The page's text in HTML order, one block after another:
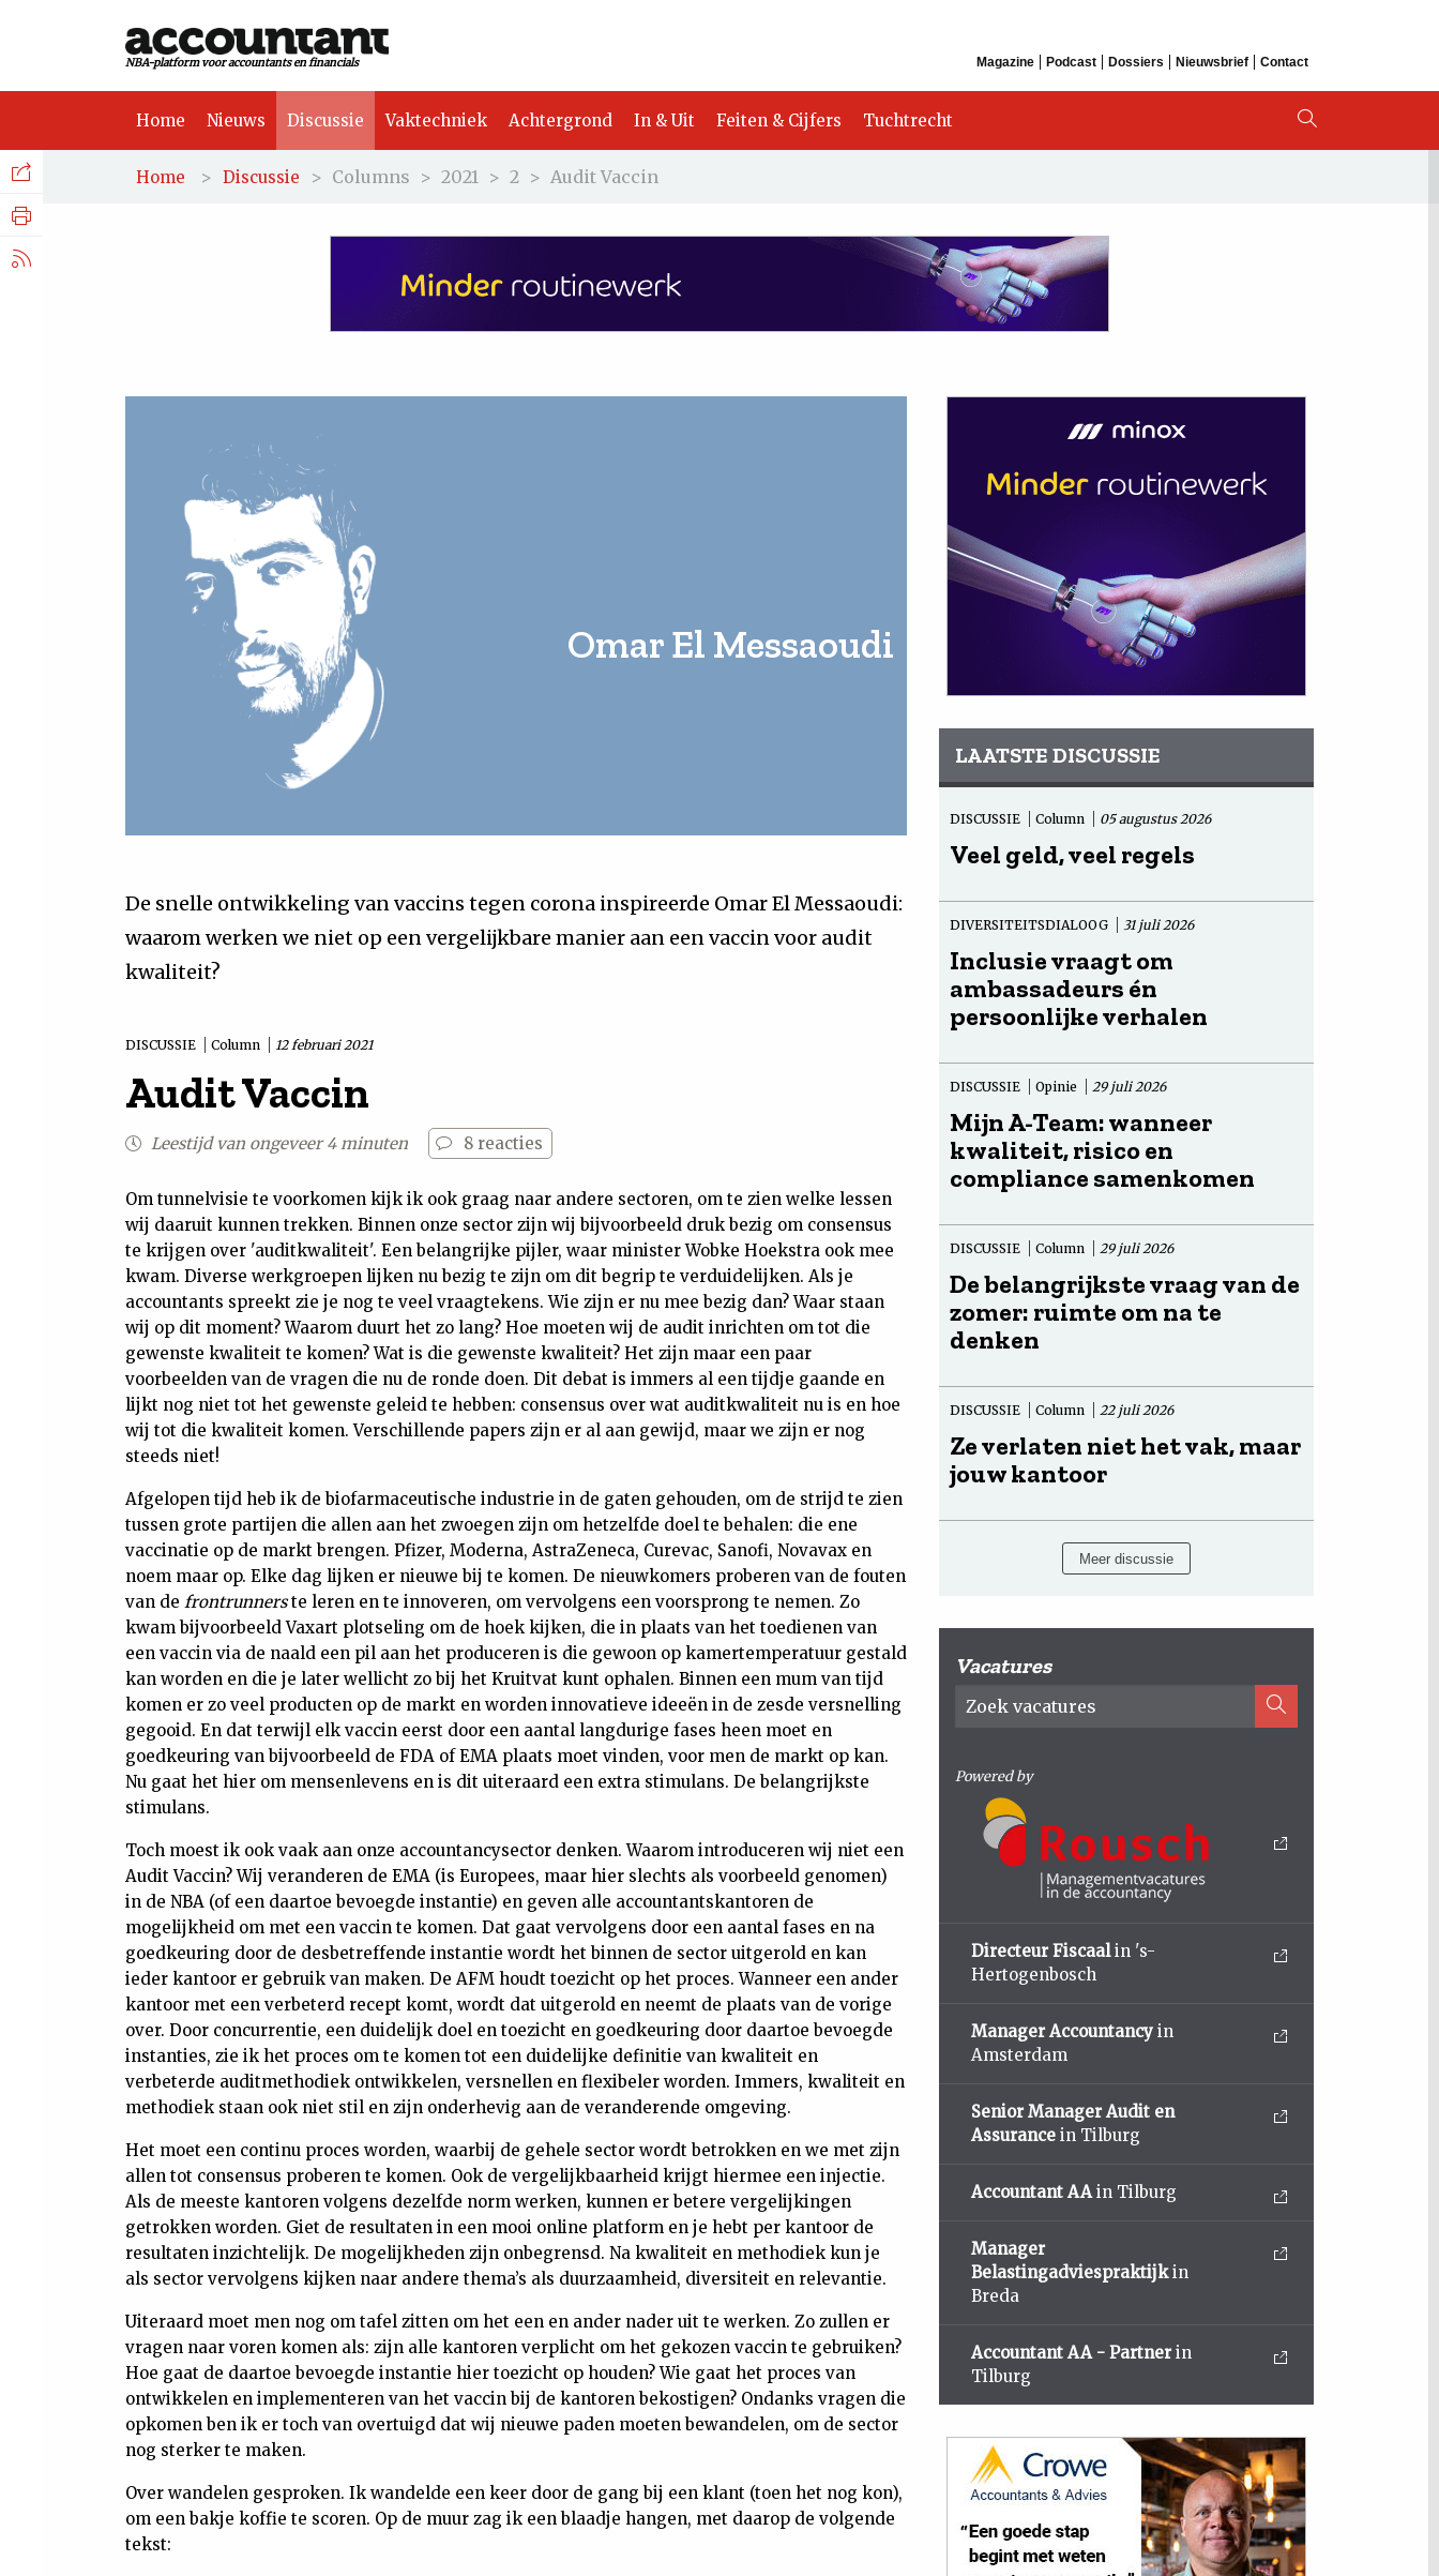
NBA-platform voor accountants en financials Magazine Podcast Dossiers Nieuwsbrief Contact
Home Nieuws Discussie Vaktechniek Achtergrond In & Uit Feiten & Cijfers Tuchtrecht
Home > Discussie > Columns > 2021 > 2 > Audit Vaccin
Omar El Messaoudi
De snelle ontwikkeling van vaccins tegen corona inspireerde Omar El Messaoudi:
waarom werken we niet op een vergelijkbare manier aan een vaccin voor audit
kwaliteit?
DISCUSSIE Column 12 februari 2021
Audit Vaccin
Leestijd van ongeveer 4 minuten 8 reacties
Om tunnelvisie te voorkomen kijk ik ook graag naar andere sectoren, om te zien welke lessen
wij daaruit kunnen trekken. Binnen onze sector zijn wij bijvoorbeeld druk bezig om consensus
te krijgen over 'auditkwaliteit'. Een belangrijke pijler, waar minister Wobke Hoekstra ook mee
kwam. Diverse werkgroepen lijken nu bezig te zijn om dit begrip te verduidelijken. Als je
accountants spreekt zie je nog te veel vraagtekens. Wie zijn er nu mee bezig dan? Waar staan
wij op dit moment? Waarom duurt het zo lang? Hoe moeten wij de audit inrichten om tot die
gewenste kwaliteit te komen? Wat is die gewenste kwaliteit? Het zijn maar een paar
voorbeelden van de vragen die nu de ronde doen. Dit debat is immers al een tijdje gaande en
lijkt nog niet tot het gewenste geleid te hebben: consensus over wat auditkwaliteit nu is en hoe
wij tot die kwaliteit komen. Verschillende papers zijn er al aan gewijd, maar we zijn er nog
steeds niet!
Afgelopen tijd heb ik de biofarmaceutische industrie in de gaten gehouden, om de strijd te zien
tussen grote partijen die allen aan het zwoegen zijn om hetzelfde doel te behalen: die ene
vaccinatie op de markt brengen. Pfizer, Moderna, AstraZeneca, Curevac, Sanofi, Novavax en
noem maar op. Elke dag lijken er nieuwe bij te komen. De nieuwkomers proberen van de fouten
van de frontrunnerste leren en te innoveren, om vervolgens een voorsprong te nemen. Zo
kwam bijvoorbeeld Vaxart plotseling om de hoek kijken, die in plaats van het toedienen van
een vaccin via de naald een pil aan het produceren is die gewoon op kamertemperatuur gestald
kan worden en die je later wellicht zo bij het Kruitvat kunt ophalen. Binnen een mum van tijd
komen er zo veel producten op de markt en worden innovatieve ideeën in de zesde versnelling
gegooid. En dat terwijl elk vaccin eerst door een aantal langdurige fases heen moet en
goedkeuring van bijvoorbeeld de FDA of EMA plaats moet vinden, voor men de markt op kan.
Nu gaat het hier om mensenlevens en is dit uiteraard een extra stimulans. De belangrijkste
stimulans.
Toch moest ik ook vaak aan onze accountancysector denken. Waarom introduceren wij niet een
Audit Vaccin? Wij veranderen de EMA (is Europees, maar hier slechts als voorbeeld genomen)
in de NBA (of een daartoe bevoegde instantie) en geven alle accountantskantoren de
mogelijkheid om met een vaccin te komen. Dat gaat vervolgens door een aantal fases en na
goedkeuring door de desbetreffende instantie wordt het binnen de sector uitgerold en kan
ieder kantoor er gebruik van maken. De AFM houdt toezicht op het proces. Wanneer een ander
kantoor met een verbeterd recept komt, wordt dat uitgerold en neemt de plaats van de vorige
over. Door concurrentie, een duidelijk doel en toezicht en goedkeuring door daartoe bevoegde
instanties, zie ik het proces om te komen tot een duidelijke definitie van kwaliteit en
verbeterde auditmethodiek ontwikkelen, versnellen en flexibeler worden. Immers, kwaliteit en
methodiek staan ook niet stil en zijn onderhevig aan de veranderende omgeving.
Het moet een continu proces worden, waarbij de gehele sector wordt betrokken en we met zijn
allen tot consensus proberen te komen. Ook de vergelijkbaarheid krijgt hiermee een injectie.
Als de meeste kantoren volgens dezelfde norm werken, kunnen er betere vergelijkingen
getrokken worden. Giet de resultaten in een mooi online platform en je hebt per kantoor de
resultaten inzichtelijk. De mogelijkheden zijn onbegrensd. Na kwaliteit en methodiek kun je
als sector vervolgens kijken naar andere thema’s als duurzaamheid, diversiteit en relevantie.
Uiteraard moet men nog om tafel zitten om het een en ander nader uit te werken. Zo zullen er
vragen naar voren komen als: zijn alle kantoren verplicht om het gekozen vaccin te gebruiken?
Hoe gaat de daartoe bevoegde instantie hier toezicht op houden? Wie gaat het proces van
ontwikkelen en implementeren van het vaccin bij de kantoren bekostigen? Ondanks vragen die
opkomen ben ik er toch van overtuigd dat wij nieuwe paden moeten bewandelen, om de sector
nog sterker te maken.
Over wandelen gesproken. Ik wandelde een keer door de gang bij een klant (toen het nog kon),
om een bakje koffie te scoren. Op de muur zag ik een blaadje hangen, met daarop de volgende
tekst:
LAATSTE DISCUSSIE
DISCUSSIE Column 05 augustus 2026
Veel geld, veel regels
DIVERSITEITSDIALOOG 31 juli 2026
Inclusie vraagt om
ambassadeurs én
persoonlijke verhalen
DISCUSSIE Opinie 29 juli 2026
Mijn A-Team: wanneer
kwaliteit, risico en
compliance samenkomen
DISCUSSIE Column 29 juli 2026
De belangrijkste vraag van de
zomer: ruimte om na te
denken
DISCUSSIE Column 22 juli 2026
Ze verlaten niet het vak, maar
jouw kantoor
Meer discussie
Vacatures
Powered by
Directeur Fiscaalin 's-
Hertogenbosch
Manager Accountancy in
Amsterdam
Senior Manager Audit en
Assurance in Tilburg
Accountant AAin Tilburg
Manager
Belastingadviespraktijkin
Breda
Accountant AA - Partner in
Tilburg
Facebook
Nieuws